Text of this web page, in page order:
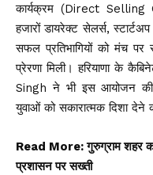
कार्यक्रम (Direct
हजारों डायरेक्ट सेलर्स,
सफल प्रतिभागियों को मंच पर
प्रेरणा मिली। हरियाणा के
Singh ने भी इस आयोजन की
युवाओं को सकारात्मक दिशा देने
Read More:गुरुग्राम शहर
प्रशासन पर सख्ती